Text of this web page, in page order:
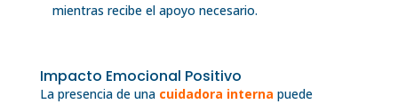
mientras recibe el apoyo necesario.
Impacto Emocional Positivo
La presencia de una cuidadora interna puede